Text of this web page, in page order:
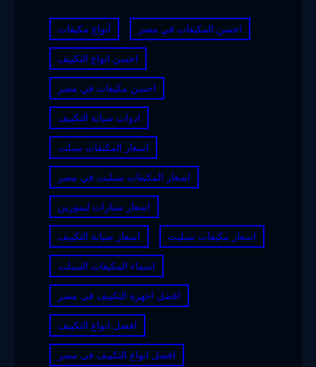
أنواع مكيفات احسن المكيفات في مصر
احسن انواع التكييف
احسن مكيفات في مصر
ادوات صيانة التكييف
اسعار المكيفات سبلت
اسعار المكيفات سبليت في مصر
اسعار سيارات ليموزين
اسعار صيانة التكييف اسعار مكيفات سبليت
اسماء المكيفات السبلت
افضل اجهزة التكييف فى مصر
افضل انواع التكييف
افضل انواع التكييف فى مصر